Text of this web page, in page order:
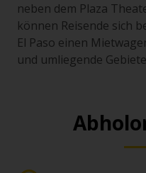
neben dem Plaza
können Reisende sich
El Paso einen
und umliegende